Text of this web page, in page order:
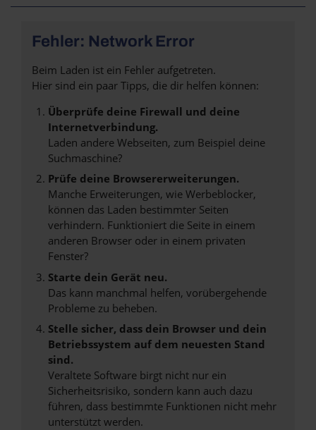
Fehler: Network Error
Beim Laden ist ein Fehler aufgetreten.
Hier sind ein paar Tipps, die dir helfen können:
Überprüfe deine Firewall und deine
Internetverbindung.
Laden andere Webseiten, zum Beispiel deine
Suchmaschine?
Prüfe deine Browsererweiterungen.
Manche Erweiterungen, wie Werbeblocker,
können das Laden bestimmter Seiten
verhindern. Funktioniert die Seite in einem
anderen Browser oder in einem privaten
Fenster?
Starte dein Gerät neu.
Das kann manchmal helfen, vorübergehende
Probleme zu beheben.
Stelle sicher, dass dein Browser und dein
Betriebssystem auf dem neuesten Stand
sind.
Veraltete Software birgt nicht nur ein
Sicherheitsrisiko, sondern kann auch dazu
führen, dass bestimmte Funktionen nicht mehr
unterstützt werden.